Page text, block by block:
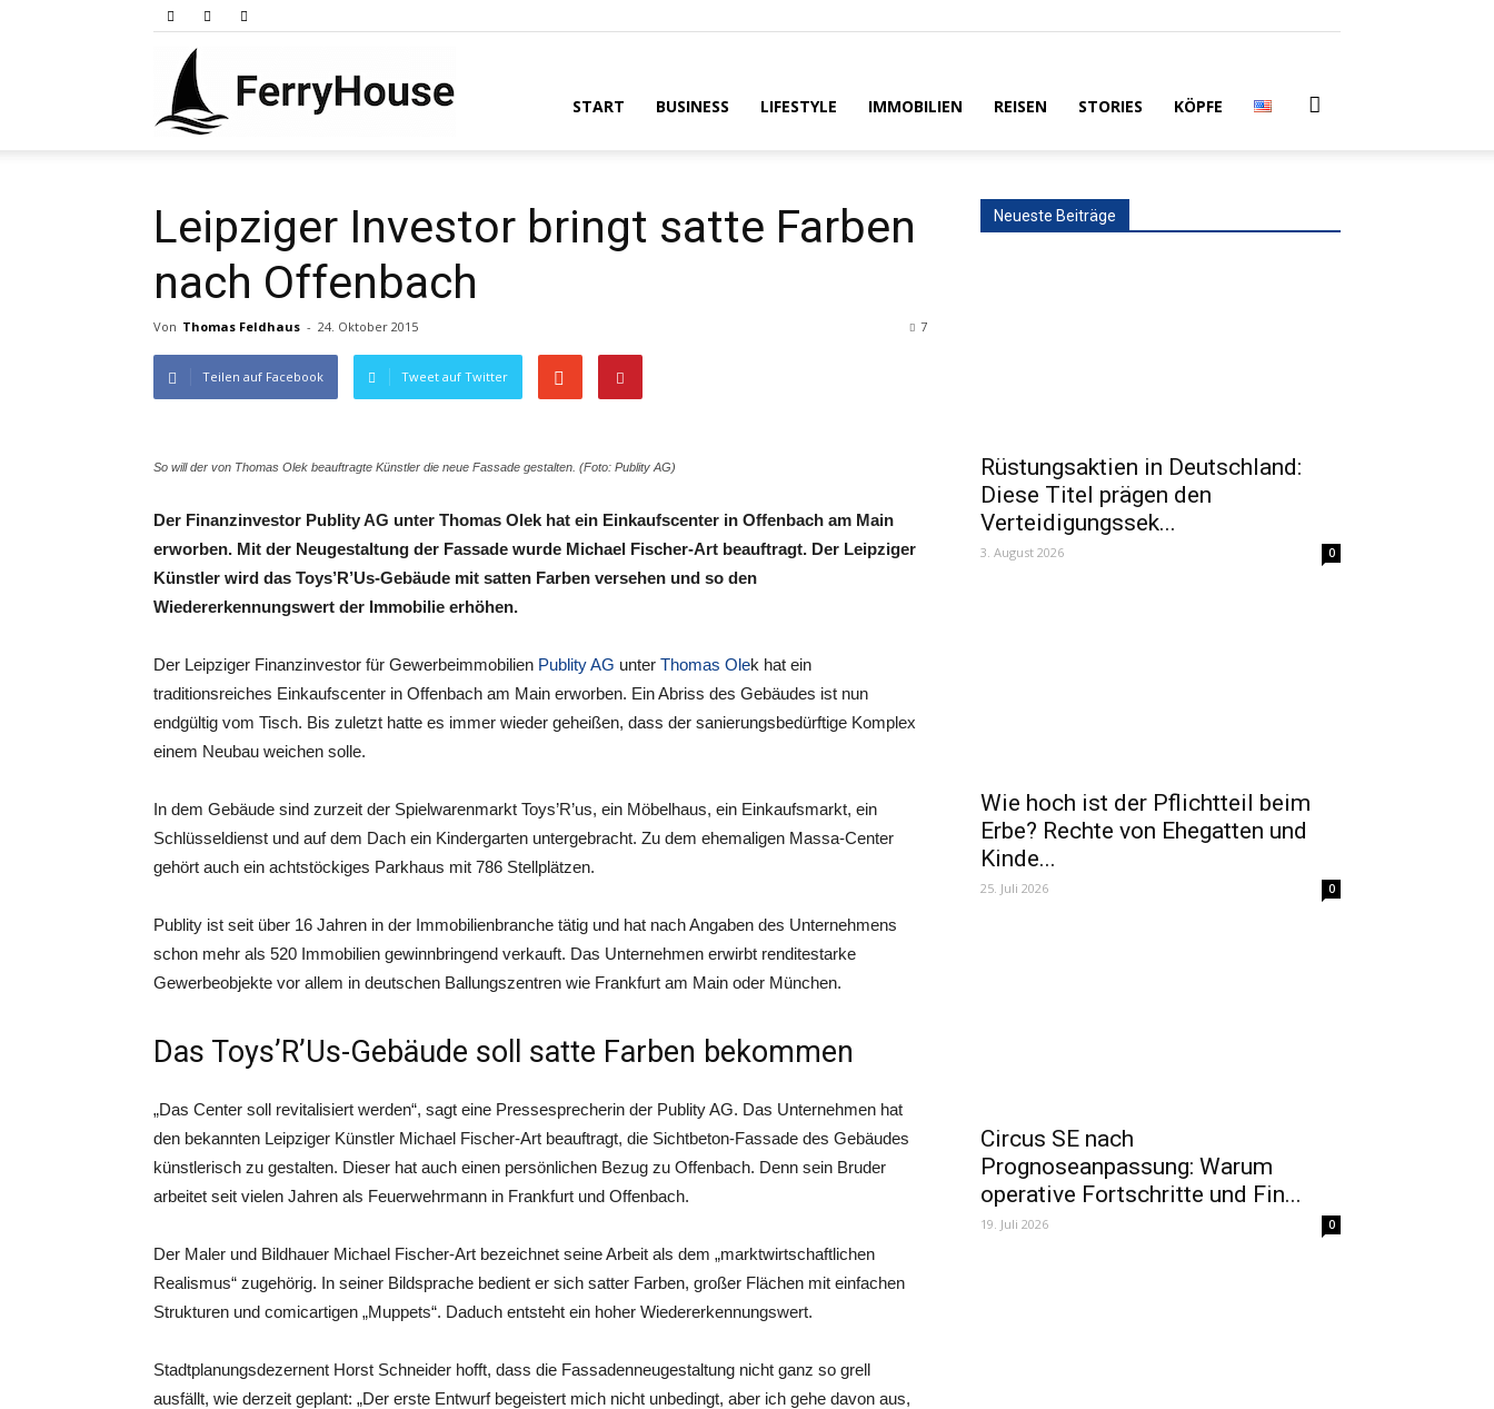
START BUSINESS LIFESTYLE IMMOBILIEN REISEN STORIES KÖPFE
Leipziger Investor bringt satte Farben
nach Offenbach
Von Thomas Feldhaus - 24. Oktober 2015 7
Teilen auf Facebook Tweet auf Twitter
So will der von Thomas Olek beauftragte Künstler die neue Fassade gestalten. (Foto: Publity AG)
Der Finanzinvestor Publity AG unter Thomas Olek hat ein Einkaufscenter in Offenbach am Main
erworben. Mit der Neugestaltung der Fassade wurde Michael Fischer-Art beauftragt. Der Leipziger
Künstler wird das Toys’R’Us-Gebäude mit satten Farben versehen und so den
Wiedererkennungswert der Immobilie erhöhen.
Der Leipziger Finanzinvestor für Gewerbeimmobilien Publity AG unter Thomas Olek hat ein
traditionsreiches Einkaufscenter in Offenbach am Main erworben. Ein Abriss des Gebäudes ist nun
endgültig vom Tisch. Bis zuletzt hatte es immer wieder geheißen, dass der sanierungsbedürftige Komplex
einem Neubau weichen solle.
In dem Gebäude sind zurzeit der Spielwarenmarkt Toys’R’us, ein Möbelhaus, ein Einkaufsmarkt, ein
Schlüsseldienst und auf dem Dach ein Kindergarten untergebracht. Zu dem ehemaligen Massa-Center
gehört auch ein achtstöckiges Parkhaus mit 786 Stellplätzen.
Publity ist seit über 16 Jahren in der Immobilienbranche tätig und hat nach Angaben des Unternehmens
schon mehr als 520 Immobilien gewinnbringend verkauft. Das Unternehmen erwirbt renditestarke
Gewerbeobjekte vor allem in deutschen Ballungszentren wie Frankfurt am Main oder München.
Das Toys’R’Us-Gebäude soll satte Farben bekommen
„Das Center soll revitalisiert werden“, sagt eine Pressesprecherin der Publity AG. Das Unternehmen hat
den bekannten Leipziger Künstler Michael Fischer-Art beauftragt, die Sichtbeton-Fassade des Gebäudes
künstlerisch zu gestalten. Dieser hat auch einen persönlichen Bezug zu Offenbach. Denn sein Bruder
arbeitet seit vielen Jahren als Feuerwehrmann in Frankfurt und Offenbach.
Der Maler und Bildhauer Michael Fischer-Art bezeichnet seine Arbeit als dem „marktwirtschaftlichen
Realismus“ zugehörig. In seiner Bildsprache bedient er sich satter Farben, großer Flächen mit einfachen
Strukturen und comicartigen „Muppets“. Daduch entsteht ein hoher Wiedererkennungswert.
Stadtplanungsdezernent Horst Schneider hofft, dass die Fassadenneugestaltung nicht ganz so grell
ausfällt, wie derzeit geplant: „Der erste Entwurf begeistert mich nicht unbedingt, aber ich gehe davon aus,
Neueste Beiträge
Rüstungsaktien in Deutschland:
Diese Titel prägen den
Verteidigungssek...
3. August 2026 0
Wie hoch ist der Pflichtteil beim
Erbe? Rechte von Ehegatten und
Kinde...
25. Juli 2026 0
Circus SE nach
Prognoseanpassung: Warum
operative Fortschritte und Fin...
19. Juli 2026 0